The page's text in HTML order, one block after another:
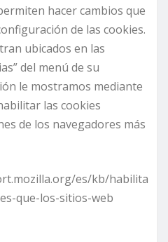
hacer cambios que
de las cookies.
ubicados en las
del menú de su
le mostramos mediante
las cookies
de los navegadores más
es/kb/habilita
que-los-sitios-web